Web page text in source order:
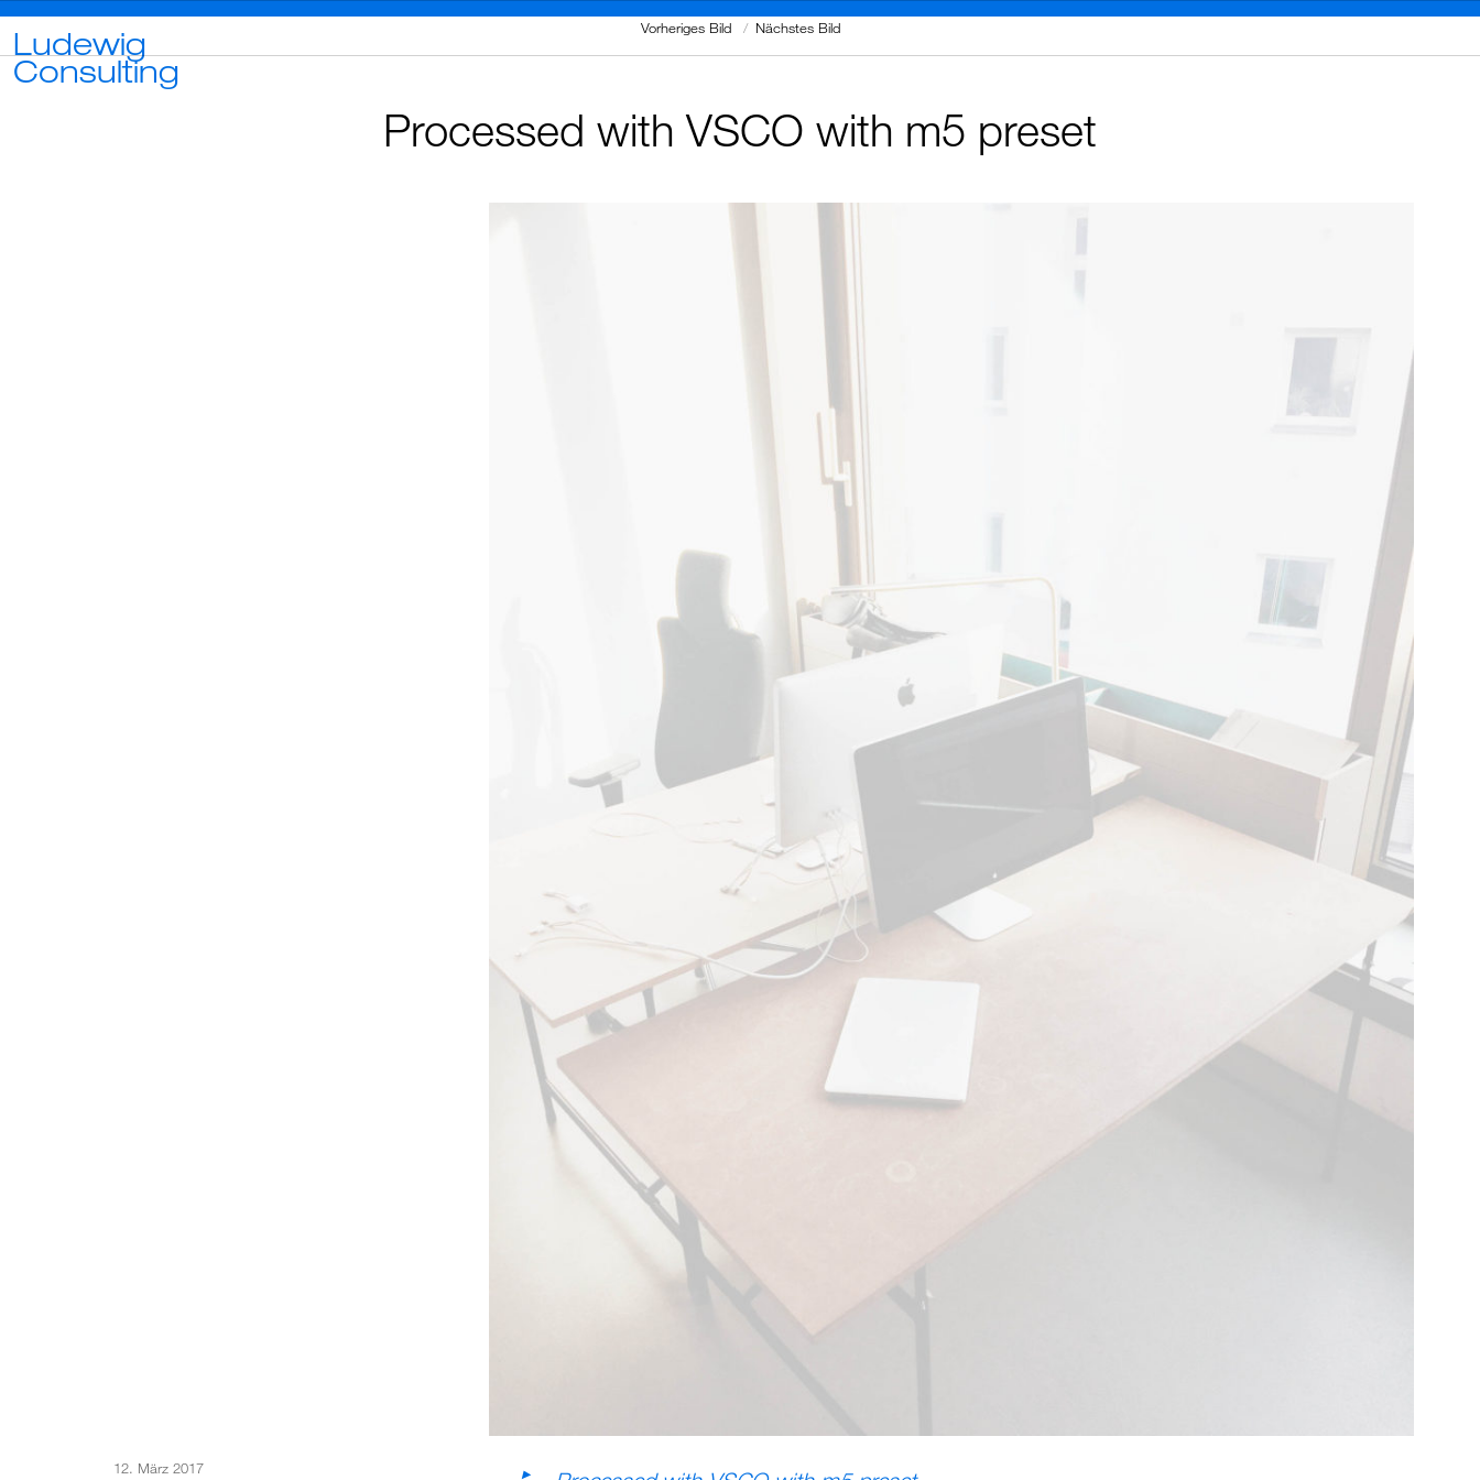
Ludewig
Consulting
Vorheriges Bild Nächstes Bild
Processed with VSCO with m5 preset
Veröffentlicht
12. März 2017